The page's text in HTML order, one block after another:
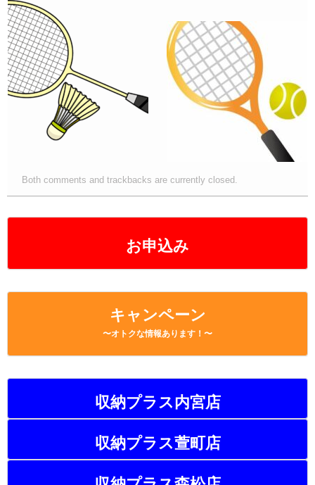
お申込み
キャンペーン
〜オトクな情報あります！〜
収納プラス内宮店
収納プラス萱町店
e
b
o
o
k
a
Li
n
k
Both comments and trackbacks are currently closed.